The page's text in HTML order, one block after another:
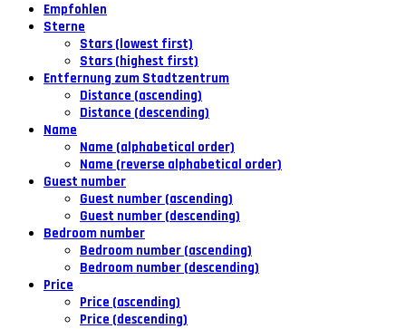
Empfohlen
Sterne
Stars (lowest first)
Stars (highest first)
Entfernung zum Stadtzentrum
Distance (ascending)
Distance (descending)
Name
Name (alphabetical order)
Name (reverse alphabetical order)
Guest number
Guest number (ascending)
Guest number (descending)
Bedroom number
Bedroom number (ascending)
Bedroom number (descending)
Price
Price (ascending)
Price (descending)